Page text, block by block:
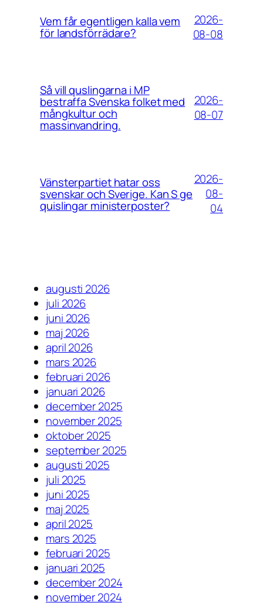
Vem får egentligen kalla vem
för landsförrädare?
2026-
08-08
Så vill quslingarna i MP
bestraffa Svenska folket med
mångkultur och
massinvandring.
2026-
08-07
Vänsterpartiet hatar oss
svenskar och Sverige. Kan S ge
quislingar ministerposter?
2026-
08-
04
augusti 2026
juli 2026
juni 2026
maj 2026
april 2026
mars 2026
februari 2026
januari 2026
december 2025
november 2025
oktober 2025
september 2025
augusti 2025
juli 2025
juni 2025
maj 2025
april 2025
mars 2025
februari 2025
januari 2025
december 2024
november 2024